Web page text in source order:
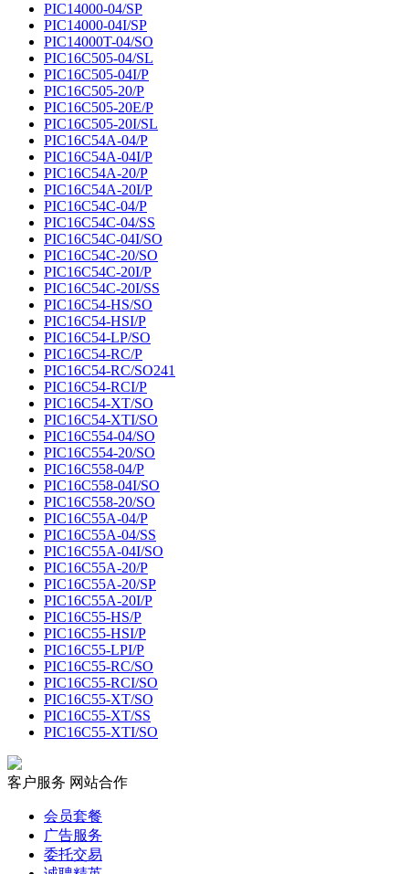
PIC14000-04/SP
PIC14000-04I/SP
PIC14000T-04/SO
PIC16C505-04/SL
PIC16C505-04I/P
PIC16C505-20/P
PIC16C505-20E/P
PIC16C505-20I/SL
PIC16C54A-04/P
PIC16C54A-04I/P
PIC16C54A-20/P
PIC16C54A-20I/P
PIC16C54C-04/P
PIC16C54C-04/SS
PIC16C54C-04I/SO
PIC16C54C-20/SO
PIC16C54C-20I/P
PIC16C54C-20I/SS
PIC16C54-HS/SO
PIC16C54-HSI/P
PIC16C54-LP/SO
PIC16C54-RC/P
PIC16C54-RC/SO241
PIC16C54-RCI/P
PIC16C54-XT/SO
PIC16C54-XTI/SO
PIC16C554-04/SO
PIC16C554-20/SO
PIC16C558-04/P
PIC16C558-04I/SO
PIC16C558-20/SO
PIC16C55A-04/P
PIC16C55A-04/SS
PIC16C55A-04I/SO
PIC16C55A-20/P
PIC16C55A-20/SP
PIC16C55A-20I/P
PIC16C55-HS/P
PIC16C55-HSI/P
PIC16C55-LPI/P
PIC16C55-RC/SO
PIC16C55-RCI/SO
PIC16C55-XT/SO
PIC16C55-XT/SS
PIC16C55-XTI/SO
客户服务 网站合作
会员套餐
广告服务
委托交易